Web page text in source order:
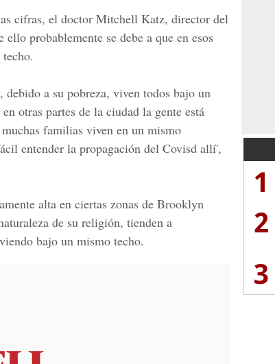
cifras, el doctor Mitchell Katz, director del
probablemente se debe a que en esos
debido a su pobreza, viven todos bajo un
otras partes de la ciudad la gente está
familias viven en un mismo
entender la propagación del Covisd allí',
alta en ciertas zonas de Brooklyn
de su religión, tienden a
bajo un mismo techo.
1
2
3